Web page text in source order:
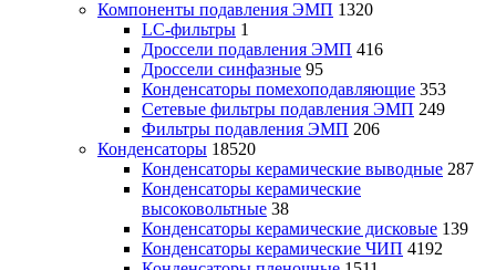
Компоненты подавления ЭМП 1320
LC-фильтры 1
Дроссели подавления ЭМП 416
Дроссели синфазные 95
Конденсаторы помехоподавляющие 353
Сетевые фильтры подавления ЭМП 249
Фильтры подавления ЭМП 206
Конденсаторы 18520
Конденсаторы керамические выводные 287
Конденсаторы керамические
высоковольтные 38
Конденсаторы керамические дисковые 139
Конденсаторы керамические ЧИП 4192